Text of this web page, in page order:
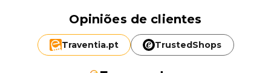
Opiniões de clientes
Traventia.pt TrustedShops